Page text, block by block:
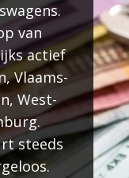
van
actief
Vlaams-
West-
steeds